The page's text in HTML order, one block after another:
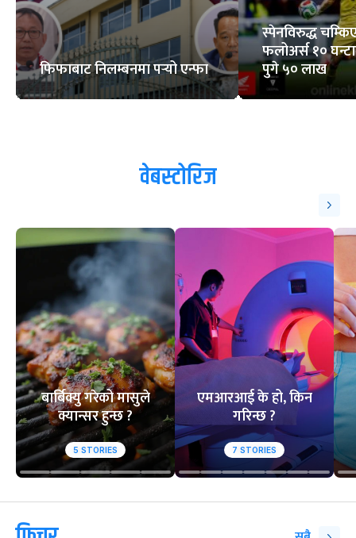
फिफाबाट निलम्बनमा पर्‍यो एन्फा
स्पेनविरुद्ध
फलोअर्स १०
पुगे ५० लाख
वेबस्टोरिज
बार्बिक्यु गरेको मासुले
क्यान्सर हुन्छ ?
5 STORIES
एमआरआई के हो, किन
गरिन्छ ?
7 STORIES